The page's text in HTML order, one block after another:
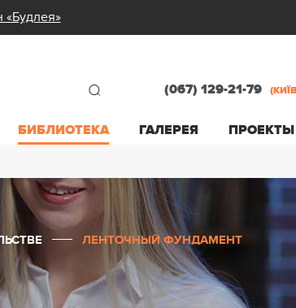
«Будлея»
БИБЛИОТЕКА ГАЛЕРЕЯ ПРОЕКТЫ
(067) 129-21-79
ЛЕНТОЧНЫЙ ФУНДАМЕНТ